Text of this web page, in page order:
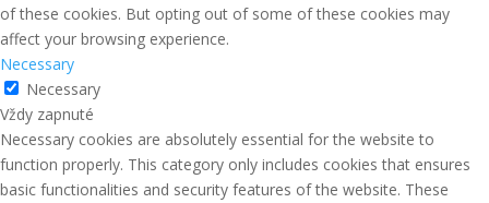
of these cookies. But opting out of some of these cookies may
affect your browsing experience.
Necessary
Necessary
Vždy zapnuté
Necessary cookies are absolutely essential for the website to
function properly. This category only includes cookies that ensures
basic functionalities and security features of the website. These